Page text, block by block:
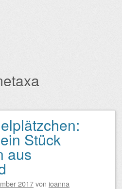
Stück
aus
2017von ioanna